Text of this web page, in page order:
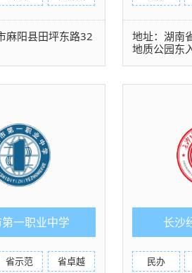
麻阳县田坪东路32
地址：湖南
地质公园东
一职业中学
省示范 省卓越
长沙
民办